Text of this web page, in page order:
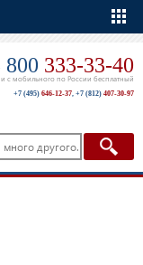
800 333-33-40
и с мобильного по России бесплатный
+7 (495) 646-12-37, +7 (812) 407-30-97